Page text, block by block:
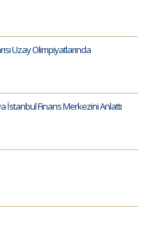
Uzay Olimpiyatlarında
İstanbul Finans Merkezini Anlattı